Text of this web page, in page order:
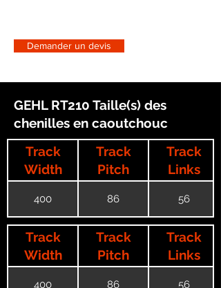
Demander un devis
GEHL RT210 Taille(s) des
chenilles en caoutchouc
Track
Width
Track
Pitch
Track
Links
400 86 56
Track
Width
Track
Pitch
Track
Links
400 86 56